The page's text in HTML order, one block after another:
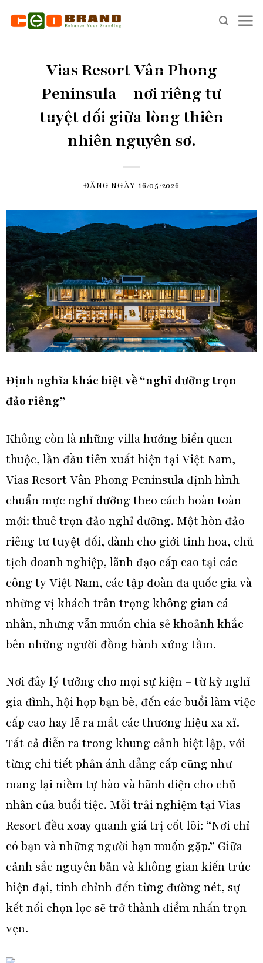
Vias Resort Vân Phong
Peninsula – nơi riêng tư
tuyệt đối giữa lòng thiên
nhiên nguyên sơ.
ĐĂNG NGÀY 16/05/2026
Định nghĩa khác biệt về “nghỉ dưỡng trọn
đảo riêng”
Không còn là những villa hướng biển quen
thuộc, lần đầu tiên xuất hiện tại Việt Nam,
Vias Resort Vân Phong Peninsula định hình
chuẩn mực nghỉ dưỡng theo cách hoàn toàn
mới: thuê trọn đảo nghỉ dưỡng. Một hòn đảo
riêng tư tuyệt đối, dành cho giới tinh hoa, chủ
tịch doanh nghiệp, lãnh đạo cấp cao tại các
công ty Việt Nam, các tập đoàn đa quốc gia và
những vị khách trân trọng không gian cá
nhân, nhưng vẫn muốn chia sẻ khoảnh khắc
bên những người đồng hành xứng tầm.
Nơi đây lý tưởng cho mọi sự kiện – từ kỳ nghỉ
gia đình, hội họp bạn bè, đến các buổi làm việc
cấp cao hay lễ ra mắt các thương hiệu xa xỉ.
Tất cả diễn ra trong khung cảnh biệt lập, với
từng chi tiết phản ánh đẳng cấp cũng như
mang lại niềm tự hào và hãnh diện cho chủ
nhân của buổi tiệc. Mỗi trải nghiệm tại Vias
Resort đều xoay quanh giá trị cốt lõi: “Nơi chỉ
có bạn và những người bạn muốn gặp.” Giữa
cảnh sắc nguyên bản và không gian kiến trúc
hiện đại, tinh chỉnh đến từng đường nét, sự
kết nối chọn lọc sẽ trở thành điểm nhấn trọn
vẹn.